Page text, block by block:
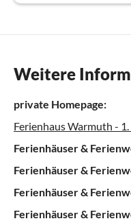
Weitere
private Homepage:
Ferienhaus Warmuth - 1.
Ferienhäuser &
Ferienhäuser &
Ferienhäuser &
Ferienhäuser &